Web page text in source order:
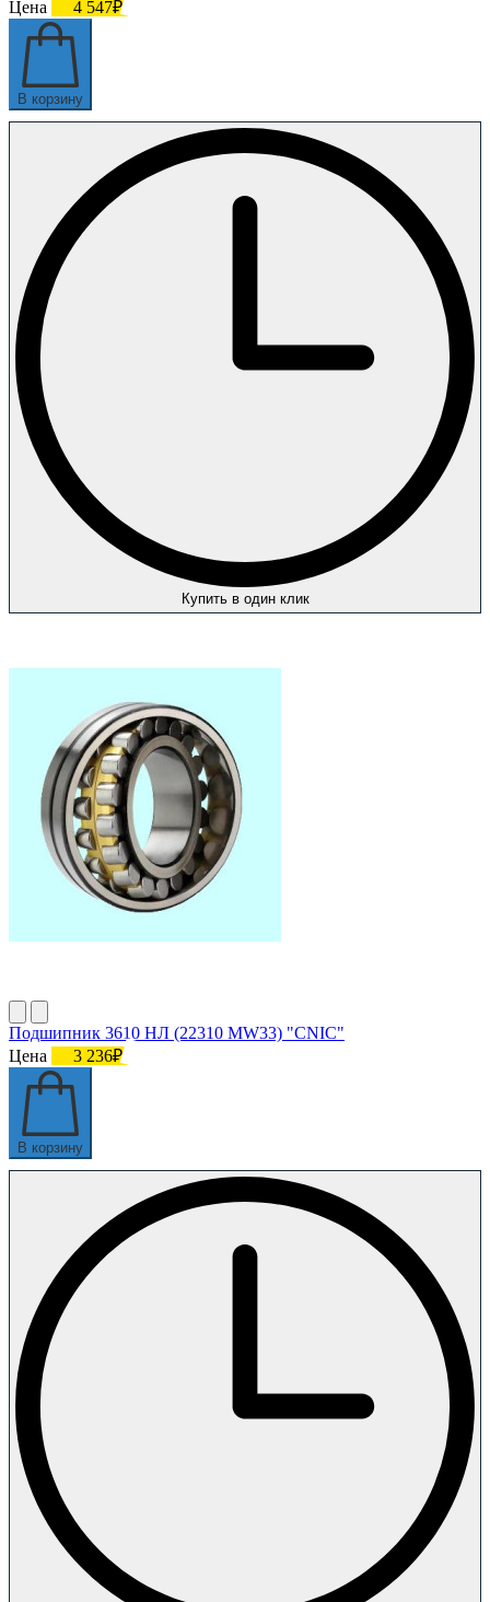
Цена 4 547₽
В корзину
Купить в один клик
Подшипник 3610 НЛ (22310 MW33) "CNIC"
Цена
3 236₽
В корзину